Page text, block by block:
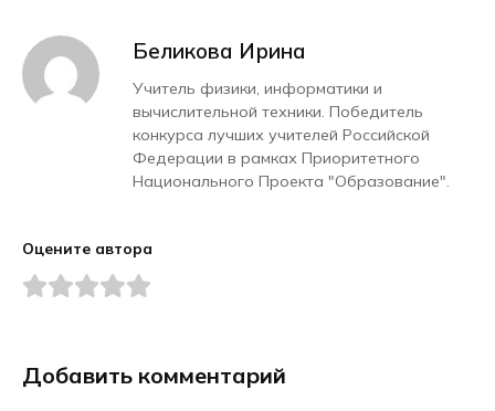
Беликова Ирина
Учитель физики, информатики и
вычислительной техники. Победитель
конкурса лучших учителей Российской
Федерации в рамках Приоритетного
Национального Проекта "Образование".
Оцените автора
Добавить комментарий